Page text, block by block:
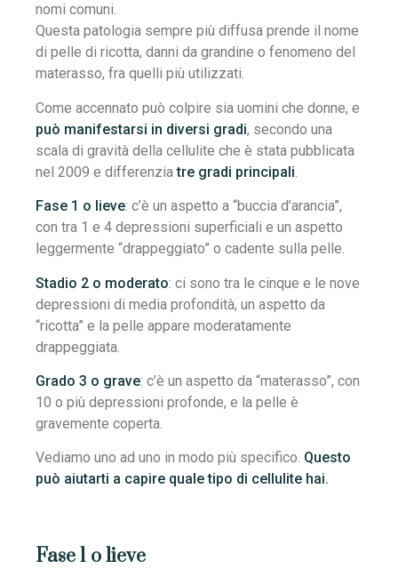
nomi comuni.
Questa patologia sempre più diffusa prende il nome
di pelle di ricotta, danni da grandine o fenomeno del
materasso, fra quelli più utilizzati.
Come accennato può colpire sia uomini che donne, e
può manifestarsi in diversi gradi, secondo una
scala di gravità della cellulite che è stata pubblicata
nel 2009 e differenziatre gradi principali
Fase 1 o lieve: c’è un aspetto a “buccia d’arancia”,
con tra 1 e 4 depressioni superficiali e un aspetto
leggermente “drappeggiato” o cadente sulla pelle.
Stadio 2 o moderato: ci sono tra le cinque e le nove
depressioni di media profondità, un aspetto da
“ricotta” e la pelle appare moderatamente
drappeggiata.
Grado 3 o grave: c’è un aspetto da “materasso”, con
10 o più depressioni profonde, e la pelle è
gravemente coperta.
Vediamo uno ad uno in modo più specifico. Questo
può aiutarti a capire quale tipo di cellulite hai.
Fase 1 o lieve